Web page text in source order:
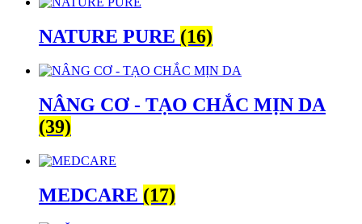
NATURE PURE (16)
NÂNG CƠ - TẠO CHẮC MỊN DA
(39)
MEDCARE (17)